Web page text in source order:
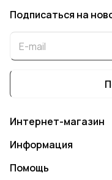
Подписаться на
Интернет-магазин
Информация
Помощь